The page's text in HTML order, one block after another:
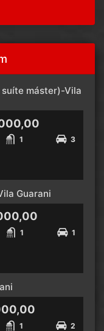
máster)-Vila
1 3
Guarani
1 1
1 2